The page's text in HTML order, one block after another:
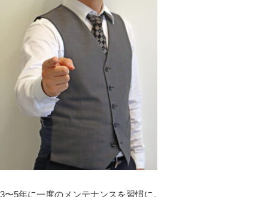
3〜5年に一度のメンテナンスを習慣に。